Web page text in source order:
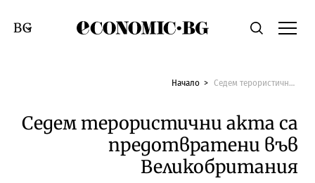
Economic.bgТърсене
Смяна на език
Начало Седем терористични акта са предотвратени във Великобритания
Седем терористични акта са
предотвратени във
Великобритания